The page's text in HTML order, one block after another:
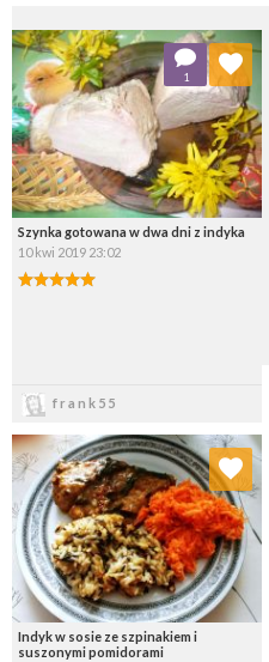
Szynka gotowana w dwa dni z indyka
10 kwi 2019 23:02
frank55
1
Dodaj do ulubionych
Wybierz listę:
Indyk w sosie ze szpinakiem i
suszonymi pomidorami
Dodaj do ulubionych
Wybierz listę: